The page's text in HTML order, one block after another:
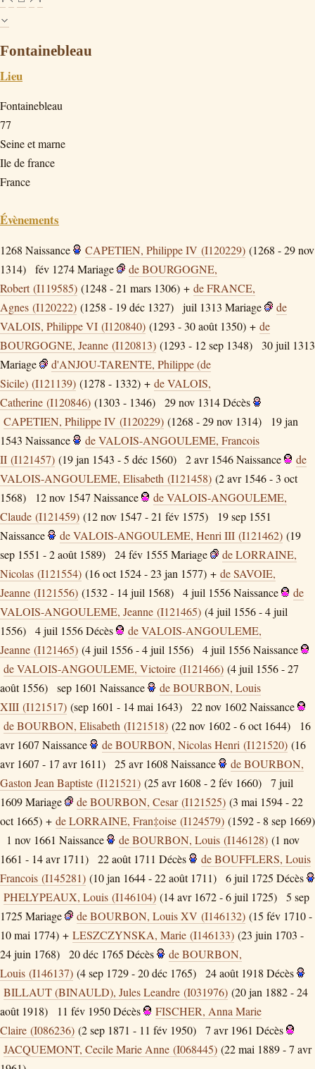
Fontainebleau
Lieu
Fontainebleau
77
Seine et marne
Ile de france
France
Évènements
1268 Naissance CAPETIEN, Philippe IV (I120229) (1268 - 29 nov
1314)
fév 1274Mariage
de BOURGOGNE,
Robert (I119585) (1248 - 21 mars 1306) + de FRANCE,
Agnes (I120222) (1258 - 19 déc 1327) juil 1313 Mariage
de
VALOIS, Philippe VI (I120840) (1293 - 30 août 1350) + de
BOURGOGNE, Jeanne (I120813) (1293 - 12 sep 1348)
30 juil 1313
Mariage
d'ANJOU-TARENTE, Philippe (de
Sicile) (I121139) (1278 - 1332) + de VALOIS,
Catherine (I120846) (1303 - 1346) 29 nov 1314Décès
CAPETIEN, Philippe IV (I120229) (1268 - 29 nov 1314)
19 jan
1543 Naissance
de VALOIS-ANGOULEME, Francois
II (I121457) (19 jan 1543 - 5 déc 1560) 2 avr 1546Naissance
de
VALOIS-ANGOULEME, Elisabeth (I121458) (2 avr 1546 - 3 oct
1568)
12 nov 1547 Naissance
de VALOIS-ANGOULEME,
Claude (I121459) (12 nov 1547 - 21 fév 1575)
19 sep 1551
Naissance
de VALOIS-ANGOULEME, Henri III (I121462) (19
sep 1551 - 2 août 1589)
24 fév 1555 Mariage
de LORRAINE,
Nicolas (I121554) (16 oct 1524 - 23 jan 1577) + de SAVOIE,
Jeanne (I121556) (1532 - 14 juil 1568) 4 juil 1556Naissance
de
VALOIS-ANGOULEME, Jeanne (I121465) (4 juil 1556 - 4 juil
1556)
4 juil 1556Décès
de VALOIS-ANGOULEME,
Jeanne (I121465) (4 juil 1556 - 4 juil 1556) 4 juil 1556Naissance
de VALOIS-ANGOULEME, Victoire (I121466) (4 juil 1556 - 27
août 1556)
sep 1601 Naissance
de BOURBON, Louis
XIII (I121517) (sep 1601 - 14 mai 1643) 22 nov 1602Naissance
de BOURBON, Elisabeth (I121518) (22 nov 1602 - 6 oct 1644)
16
avr 1607 Naissance de BOURBON, Nicolas Henri (I121520) (16
avr 1607 - 17 avr 1611)
25 avr 1608 Naissance
de BOURBON,
Gaston Jean Baptiste (I121521) (25 avr 1608 - 2 fév 1660)
7 juil
1609Mariage de BOURBON, Cesar (I121525) (3 mai 1594 - 22
oct 1665) + de LORRAINE, Fran‡oise (I124579) (1592 - 8 sep 1669)
1 nov 1661 Naissance de BOURBON, Louis (I146128) (1 nov
1661 - 14 avr 1711)
22 août 1711 Décès
de BOUFFLERS, Louis
Francois (I145281) (10 jan 1644 - 22 août 1711) 6 juil 1725 Décès
PHELYPEAUX, Louis (I146104) (14 avr 1672 - 6 juil 1725)
5 sep
1725 Mariage de BOURBON, Louis XV (I146132) (15 fév 1710 -
10 mai 1774) + LESZCZYNSKA, Marie (I146133) (23 juin 1703 -
24 juin 1768)
20 déc 1765 Décès
de BOURBON,
Louis (I146137) (4 sep 1729 - 20 déc 1765) 24 août 1918 Décès
BILLAUT (BINAULD), Jules Leandre (I031976) (20 jan 1882 - 24
août 1918)
11 fév 1950Décès
FISCHER, Anna Marie
Claire (I086236) (2 sep 1871 - 11 fév 1950) 7 avr 1961 Décès
JACQUEMONT, Cecile Marie Anne (I068445) (22 mai 1889 - 7 avr